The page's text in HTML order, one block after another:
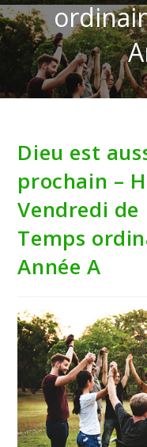
Dieu est
prochain –
Vendredi de
Temps
Année A